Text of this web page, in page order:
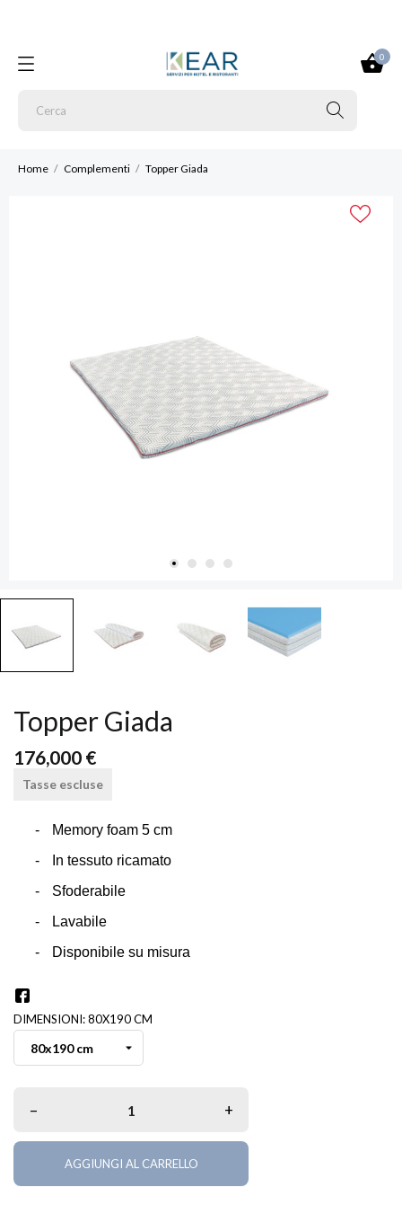
0
Home Complementi Topper Giada
Topper Giada
176,000 €
Tasse escluse
-
Memory foam 5 cm
-
In tessuto ricamato
-
Sfoderabile
-
Lavabile
-
Disponibile su misura
DIMENSIONI: 80X190 CM
– +
AGGIUNGI AL CARRELLO